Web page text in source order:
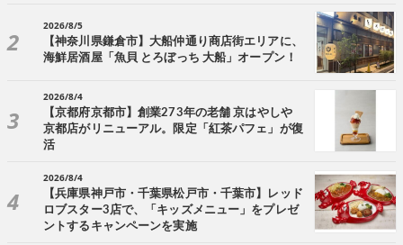
2026/8/5
【神奈川県鎌倉市】大船仲通り商店街エリアに、
海鮮居酒屋「魚貝 とろぼっち 大船」オープン！
2026/8/4
【京都府京都市】創業273年の老舗 京はやしや
京都店がリニューアル。限定「紅茶パフェ」が復
活
2026/8/4
【兵庫県神戸市・千葉県松戸市・千葉市】レッド
ロブスター3店で、「キッズメニュー」をプレゼ
ントするキャンペーンを実施